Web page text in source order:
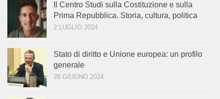
Il Centro Studi sulla Costituzione e sulla
Prima Repubblica. Storia, cultura, politica
2 LUGLIO 2024
Stato di diritto e Unione europea: un profilo
generale
28 GIUGNO 2024